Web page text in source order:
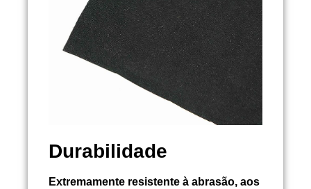
Durabilidade
Extremamente resistente à abrasão, aos